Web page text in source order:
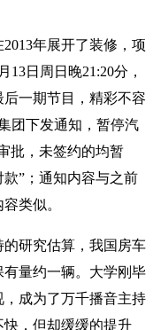
年展开了装修，项
13日周日晚21:20分，
一期节目，精彩不容
团下发通知，暂停汽
批，未签约的均暂
”；通知内容与之前
类似。
研究估算，我国房车
量约一辆。大学刚毕
成为了万千播音主持
，但却缓缓的提升